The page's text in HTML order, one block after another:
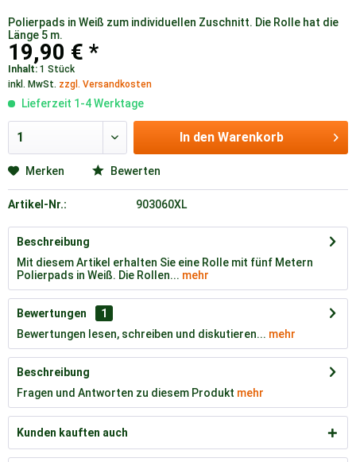
Polierpads in Weiß zum individuellen Zuschnitt. Die Rolle hat die
Länge 5 m.
19,90 € *
Inhalt: 1 Stück
inkl. MwSt. zzgl. Versandkosten
Lieferzeit 1-4 Werktage
In den Warenkorb
Merken Bewerten
Artikel-Nr.: 903060XL
Beschreibung
Mit diesem Artikel erhalten Sie eine Rolle mit fünf Metern
Polierpads in Weiß. Die Rollen... mehr
Bewertungen
1
Bewertungen lesen, schreiben und diskutieren... mehr
Beschreibung
Fragen und Antworten zu diesem Produkt mehr
Kunden kauften auch